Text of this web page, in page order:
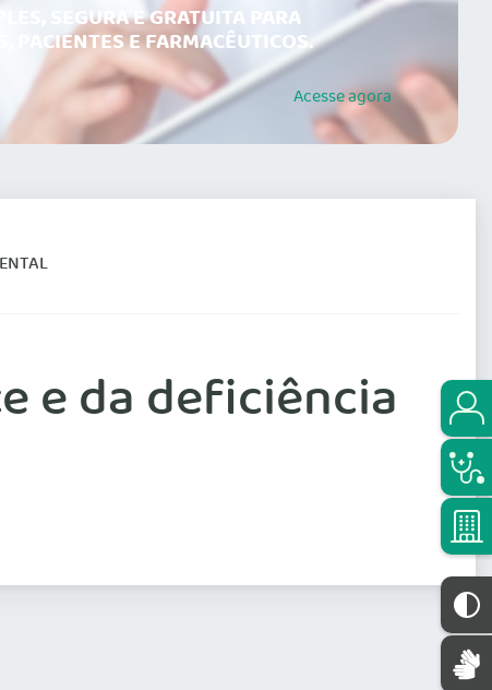
SEGURA E GRATUITA PARA
PACIENTES E FARMACÊUTICOS.
Acesseagora
e da deficiência